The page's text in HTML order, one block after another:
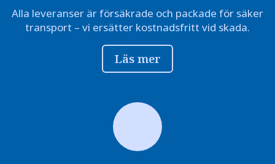
Alla leveranser är försäkrade och packade för säker
transport – vi ersätter kostnadsfritt vid skada.
Läs mer